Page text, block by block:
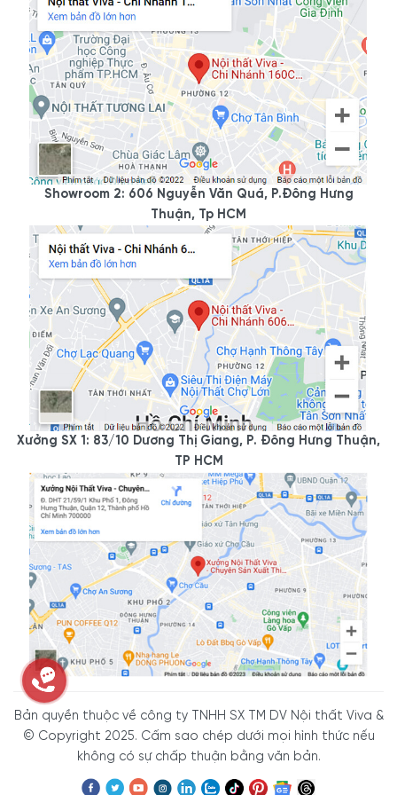
- Hotline/Zalo:
0933.118.799
- Xưởng SX: 83/10 Dương Thị Giang, P. Đông Hưng
Thuận, Tp. Hồ Chí Minh
- Hotline/Zalo: 0933.118.799
Showroom 2: 606 Nguyễn Văn Quá, P.Đông Hưng
Thuận, Tp HCM
Xưởng SX 1: 83/10 Dương Thị Giang, P. Đông Hưng Thuận,
TP HCM
Bản quyền thuộc về công ty TNHH SX TM DV Nội thất Viva &
© Copyright 2025. Cấm sao chép dưới mọi hình thức nếu
không có sự chấp thuận bằng văn bản.